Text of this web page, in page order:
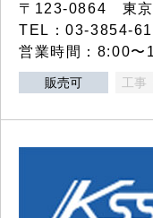
〒123-0864 東京
TEL：03-3854-
営業時間：8:00〜
販売可 工事